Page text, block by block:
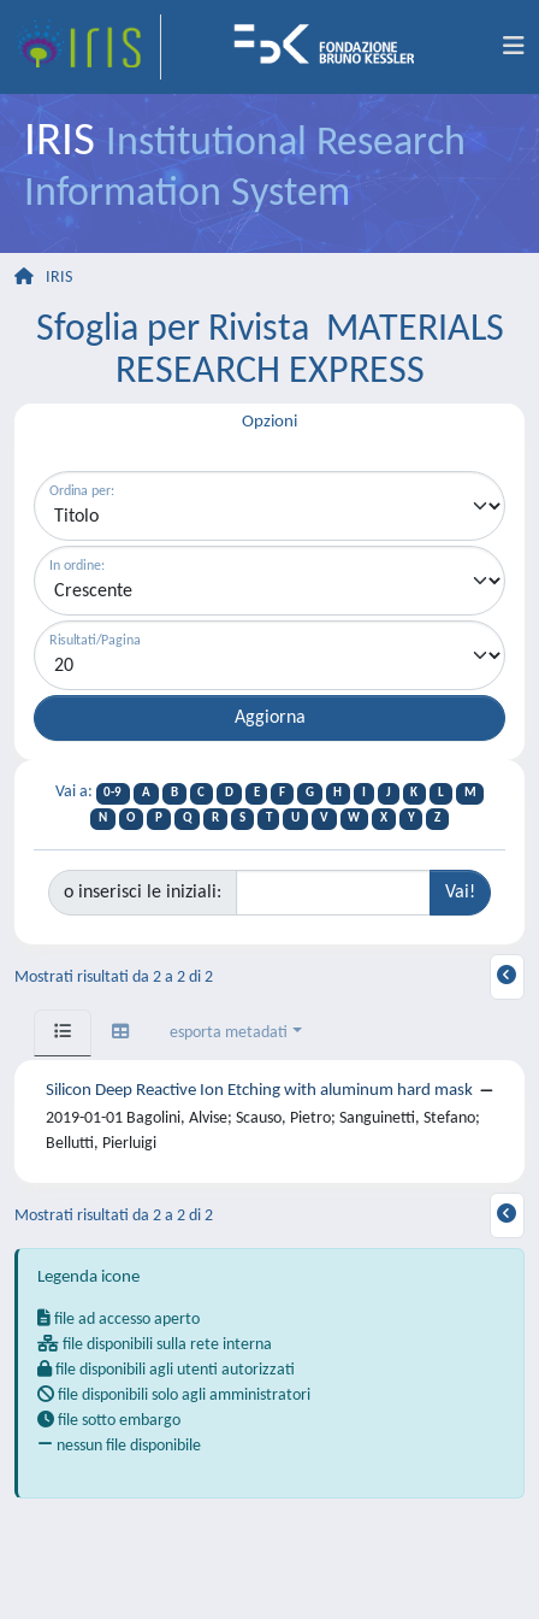
IRIS Institutional Research
Information System
IRIS
Sfoglia per Rivista MATERIALS
RESEARCH EXPRESS
Opzioni
Ordina per:
In ordine:
Risultati/Pagina
Vai a: 0-9 A B C D E F G H J K L
M
N
O P Q R S T U V W X Y Z
o inserisci le iniziali:
Mostrati risultati da 2 a 2 di 2
esporta metadati
Silicon Deep Reactive Ion Etching with aluminum hard mask
2019-01-01 Bagolini, Alvise; Scauso, Pietro; Sanguinetti, Stefano;
Bellutti, Pierluigi
Mostrati risultati da 2 a 2 di 2
Legenda icone
file ad accesso aperto
file disponibili sulla rete interna
file disponibili agli utenti autorizzati
file disponibili solo agli amministratori
file sotto embargo
nessun file disponibile